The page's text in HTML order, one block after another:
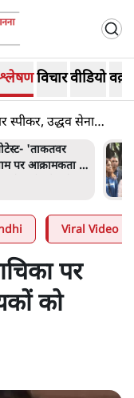
विचारवीडियो
स्पीकर, उद्धव सेना
'युवाओं को
जा रहा है, पर मोदी-
हिम्मत नहीं'-
Viral Video
पर
को